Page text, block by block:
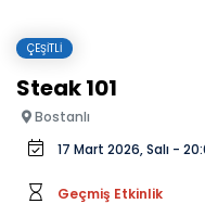
ÇEŞITLI
Steak 101
Bostanlı
17 Mart 2026, Salı -
Geçmiş Etkinlik